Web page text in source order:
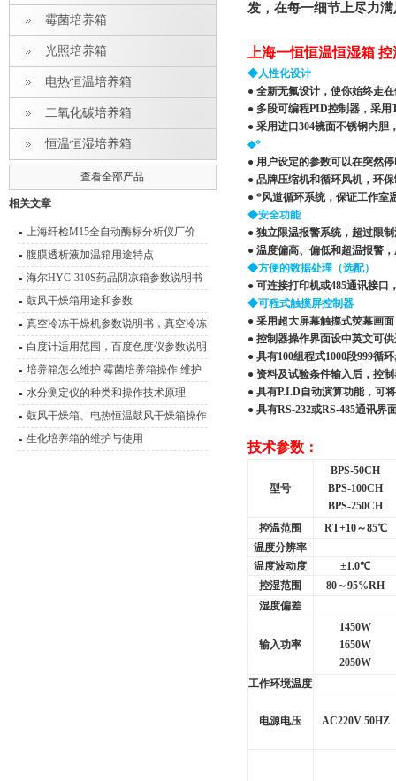
霉菌培养箱
光照培养箱
电热恒温培养箱
二氧化碳培养箱
恒温恒湿培养箱
查看全部产品
相关文章
上海纤检M15全自动酶标分析仪厂价
腹膜透析液加温箱用途特点
海尔HYC-310S药品阴凉箱参数说明书
鼓风干燥箱用途和参数
真空冷冻干燥机参数说明书，真空冷冻
干燥箱
白度计适用范围，百度色度仪参数说明
书
培养箱怎么维护 霉菌培养箱操作 维护
技术说明
水分测定仪的种类和操作技术原理
鼓风干燥箱、电热恒温鼓风干燥箱操作
技术 性能特点
生化培养箱的维护与使用
发，在每一细节上尽力
上海一恒恒温恒湿箱
◆人性化设计
● 全新无氟设计，使你始终走
● 多段可编程PID控制器，采
● 采用进口304镜面不锈钢内胆
◆*
● 用户设定的参数可以在突然
● 品牌压缩机和循环风机，环
● *风道循环系统，保证工作室
◆安全功能
● 独立限温报警系统，超过限
● 温度偏高、偏低和超温报警
◆方便的数据处理（选配）
● 可连接打印机或485通讯接
◆可程式触摸屏控制器
● 采用超大屏幕触摸式荧幕画
● 控制器操作界面设中英文可
● 具有100组程式1000段999循
● 资料及试验条件输入后，控
● 具有P.I.D自动演算功能，可
● 具有RS-232或RS-485通讯
技术参数：
型号
BPS-50CH
BPS-100CH
BPS-250CH
控温范围
RT+10～85℃
温度分辨率
温度波动度
±1.0℃
控湿范围
80～95%RH
湿度偏差
输入功率
1450W
1650W
2050W
工作环境温度
电源电压 AC220V 50HZ